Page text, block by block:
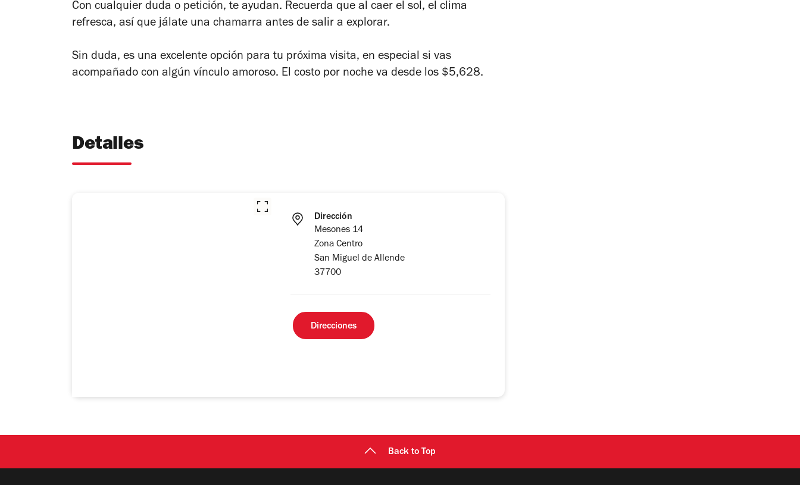
Con cualquier duda o petición, te ayudan. Recuerda que al caer el sol, el clima
refresca, así que jálate una chamarra antes de salir a explorar.
Sin duda, es una excelente opción para tu próxima visita, en especial si vas
acompañado con algún vínculo amoroso. El costo por noche va desde los $5,628.
Detalles
Dirección
Mesones 14
Zona Centro
San Miguel de Allende
37700
Direcciones
Back to Top